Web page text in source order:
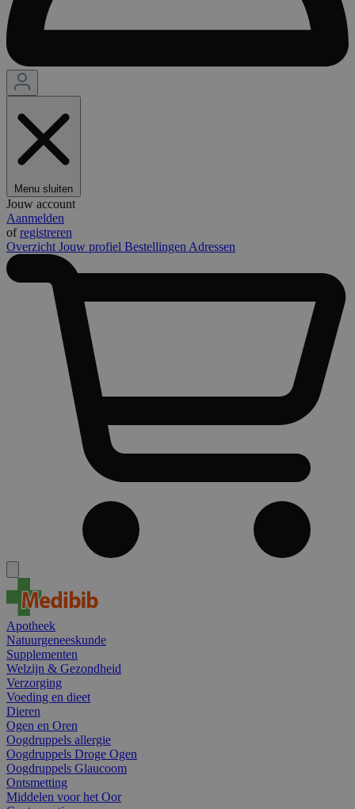
Menu sluiten
Jouw account
Aanmelden
ofregistreren
Overzicht Jouw profiel Bestellingen Adressen
Apotheek
Natuurgeneeskunde
Supplementen
Welzijn & Gezondheid
Verzorging
Voeding en dieet
Dieren
Ogen en Oren
Oogdruppels allergie
Oogdruppels Droge Ogen
Oogdruppels Glaucoom
Ontsmetting
Middelen voor het Oor